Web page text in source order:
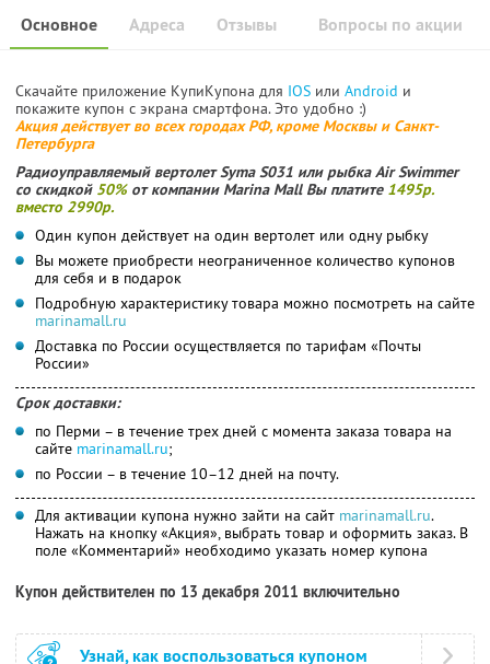
Основное Отзывы Вопросы по акции
Адреса
Скачайте приложение КупиКупона для IOS или Android и
покажите купон с экрана смартфона. Это удобно :)
Акция действует во всех городах РФ, кроме Москвы и Санкт-
Петербурга
Радиоуправляемый вертолет Syma S031 или рыбка Air Swimmer
со скидкой 50%от компании Marina Mall Вы платите 1495р.
вместо 2990р.
Один купон действует на один вертолет или одну рыбку
Вы можете приобрести неограниченное количество купонов
для себя и в подарок
Подробную характеристику товара можно посмотреть на сайте
marinamall.ru
Доставка по России осуществляется по тарифам «Почты
России»
Срок доставки:
по Перми – в течение трех дней с момента заказа товара на
сайте marinamall.ru;
по России – в течение 10–12 дней на почту.
Для активации купона нужно зайти на сайт marinamall.ru.
Нажать на кнопку «Акция», выбрать товар и оформить заказ. В
поле «Комментарий» необходимо указать номер купона
Купон действителен по 13 декабря 2011 включительно
Узнай, как воспользоваться купоном